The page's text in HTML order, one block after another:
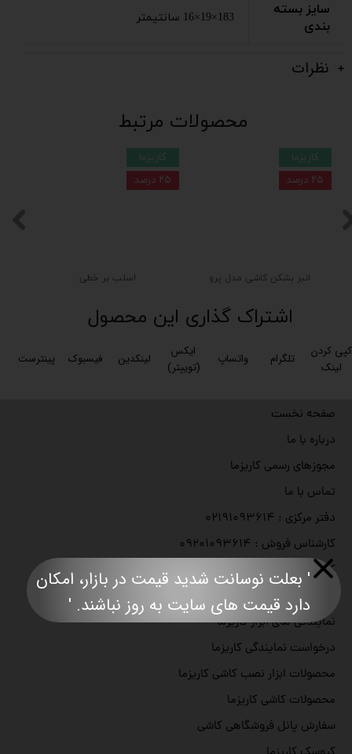
سایز بسته
بندی
183×19×16 سانتیمتر
نظرات
اسلب بر خطی
کاریزما
۲۵ درصد
انبر بشکن کاشی مدل پرو
کاریزما
۲۵ درصد
کپی کردن
لینک
تلگرام واتساپ
ایکس
(توییتر)
لینکدین فیسبوک پینترست
محصولات مرتبط
اشتراک گذاری این محصول
صفحه نخست
درباره با ما
مجوزهای رسمی کاریزما
تماس با ما
دفتر مرکزی : ۰۲۱۹۱۰۹۳۶۱۴
کارشناس فروش : ۰۹۲۰۱۰۹۳۶۱۴
کارشناس فروش : ۰۹۳۷۱۰۹۳۶۱۴
اجاره ابزار کاشیکاری
نمایندگی های ابزار کاریزما
درخواست نمایندگی کاریزما
محصولات ابزار نصب کاشی کاریزما
محصولات کاشی کاریزما
سفارش پانل فروشگاهی کاشی
' بعلت نوسانت شدید قیمت در بازار، امکان
دارد قیمت های سایت به روز نباشند. '​​​​​​​​​​​​​​